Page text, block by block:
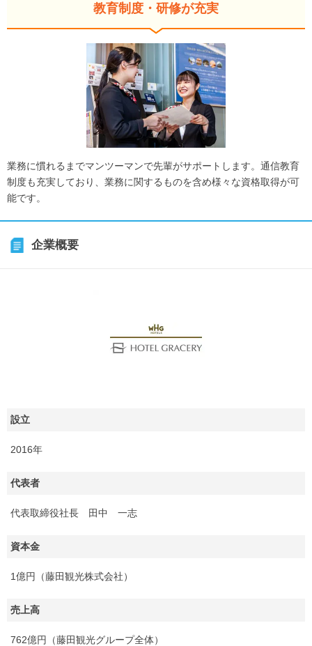
教育制度・研修が充実
業務に慣れるまでマンツーマンで先輩がサポートします。通信教育
制度も充実しており、業務に関するものを含め様々な資格取得が可
能です。
企業概要
設立
2016年
代表者
代表取締役社長 田中 一志
資本金
1億円（藤田観光株式会社）
売上高
762億円（藤田観光グループ全体）